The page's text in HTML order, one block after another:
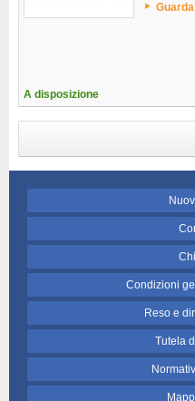
A disposizione
Condizioni
Reso e
Tutela